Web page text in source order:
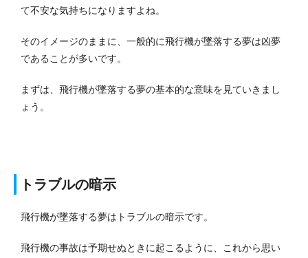
て不安な気持ちになりますよね。
そのイメージのままに、一般的に飛行機が墜落する夢は凶夢
であることが多いです。
まずは、飛行機が墜落する夢の基本的な意味を見ていきまし
ょう。
トラブルの暗示
飛行機が墜落する夢はトラブルの暗示です。
飛行機の事故は予期せぬときに起こるように、これから思い